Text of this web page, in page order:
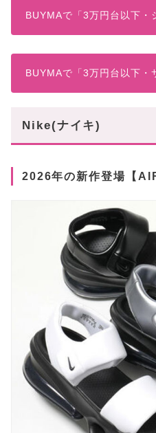
BUYMAで「3万円台以下・
BUYMAで「3万円台以下・
Nike(ナイキ)
2026年の新作登場【